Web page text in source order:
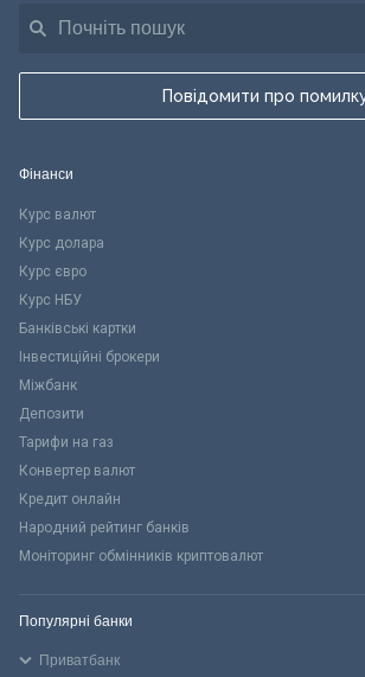
Повідомити про
Фінанси
Курс валют
Курс долара
Курс євро
Курс НБУ
Банківські картки
Інвестиційні брокери
Міжбанк
Депозити
Тарифи на газ
Конвертер валют
Кредит онлайн
Народний рейтинг банків
Моніторинг обмінників криптовалют
Популярні банки
Приватбанк